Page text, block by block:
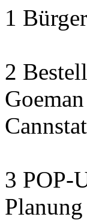
1
2
3 POP-
Planung